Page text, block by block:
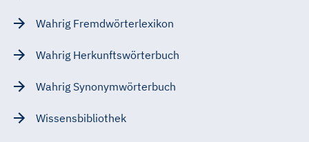
Wahrig Fremdwörterlexikon
Wahrig Herkunftswörterbuch
Wahrig Synonymwörterbuch
Wissensbibliothek